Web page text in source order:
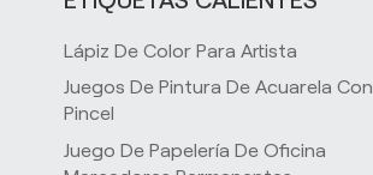
Lápiz De Color Para Artista
Juegos De Pintura De Acuarela Con
Pincel
Juego De Papelería De Oficina